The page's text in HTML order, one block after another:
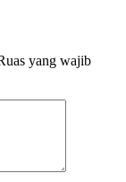
yang wajib